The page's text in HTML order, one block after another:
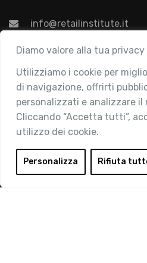
Diamo valore alla tua privacy
Utilizziamo i cookie per
di navigazione, offrirti
personalizzati e analizzare il
Cliccando “Accetta tutti”,
utilizzo dei cookie.
Personalizza Rifiuta
info@retailinstitute.it
Associazione
Chi siamo
Attività
Contatti
Area Riservata
Login
Diventa Socio